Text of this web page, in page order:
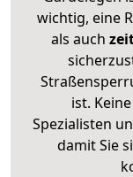
wichtig, eine
als auch
ist.
Spezialisten
damit Sie